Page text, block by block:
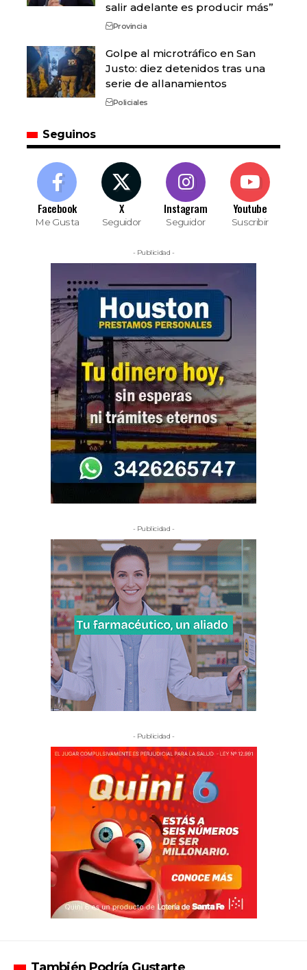
salir adelante es producir más”
Provincia
Golpe al microtráfico en San
Justo: diez detenidos tras una
serie de allanamientos
Policiales
Seguinos
Facebook
Me Gusta
X
Seguidor
Instagram
Seguidor
Youtube
Suscribir
- Publicidad -
- Publicidad -
- Publicidad -